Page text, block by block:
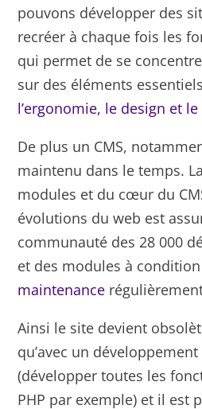
pouvons développer des
recréer à chaque fois les
qui permet de se
sur des éléments
l’ergonomie, le design et
De plus un CMS,
maintenu dans le temps.
modules et du cœur du
évolutions du web est
communauté des 28 000
et des modules à
maintenance
Ainsi le site devient
qu’avec un
(développer toutes les
PHP par exemple) et il est